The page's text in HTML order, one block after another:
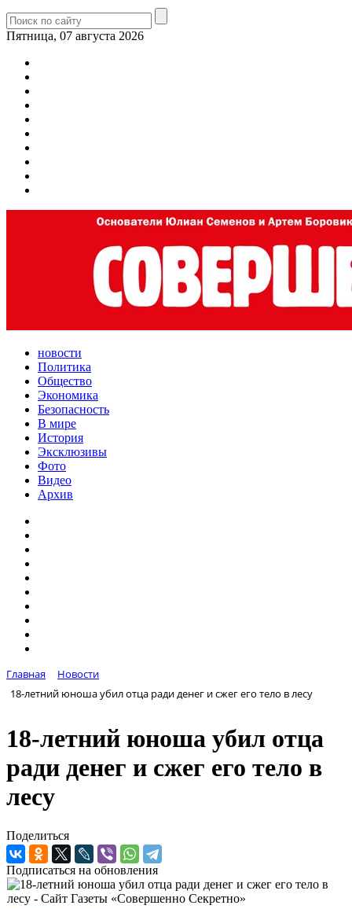
Пятница, 07 августа 2026
новости
Политика
Общество
Экономика
Безопасность
В мире
История
Эксклюзивы
Фото
Видео
Архив
Главная
Новости
18-летний юноша убил отца ради денег и сжег его тело в лесу
18-летний юноша убил отца
ради денег и сжег его тело в
лесу
Поделиться
Подписаться на обновления